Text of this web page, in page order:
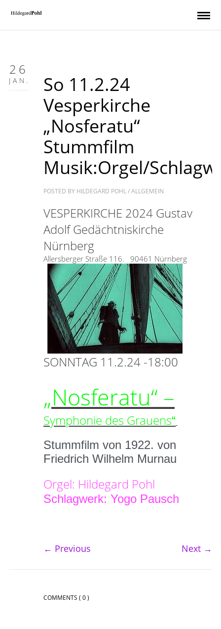
26
JAN.
So 11.2.24
Vesperkirche
„Nosferatu“
Stummfilm
Musik:Orgel/
POSTED BY HILDEGARD POHL/ALLGEMEIN
VESPERKIRCHE 2024 Gustav
Adolf Gedächtniskirche
Nürnberg
Allersberger Straße 116. 90461 Nürnberg
SONNTAG 11.2.24 -18:00
„Nosferatu“–
Symphonie des Grauens“
Stummfilm von 1922. von
Friedrich Wilhelm Murnau
Orgel: Hildegard Pohl
Schlagwerk: Yogo Pausch
← Previous Next →
COMMENTS ( 0 )